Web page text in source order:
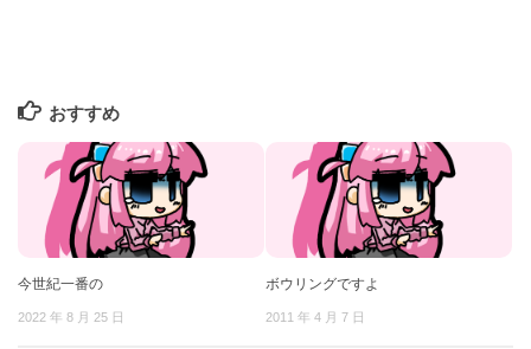
おすすめ
今世紀一番の
2022 年 8 月 25 日
ボウリングですよ
2011 年 4 月 7 日